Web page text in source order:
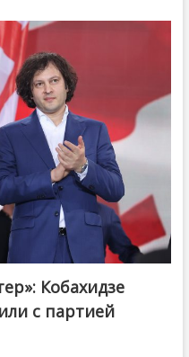
Кобахидзе
с партией